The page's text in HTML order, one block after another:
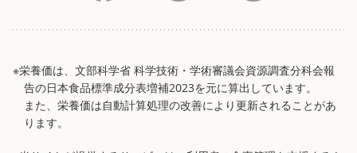
※栄養価は、文部科学省 科学技術・学術審議会資源調査分科会報
告の日本食品標準成分表増補2023を元に算出しています。
また、栄養価は自動計算処理の改善により更新されることがあ
ります。